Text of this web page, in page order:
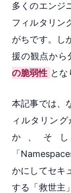
多くのエンジ
フィルタリン
がちです。し
援の観点から
の脆弱性 とな
本記事では、
ィルタリン
か、そし
「
かにしてセキ
する「救世主